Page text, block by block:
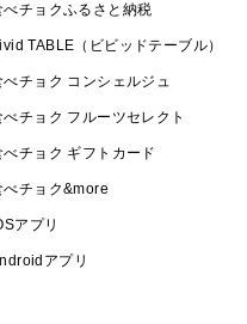
べチョクふるさと納税
TABLE（ビビッドテーブル）
べチョク コンシェルジュ
べチョク フルーツセレクト
べチョク ギフトカード
べチョク&more
アプリ
アプリ